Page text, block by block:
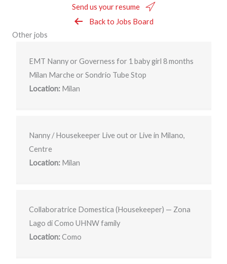
Send us your resume
Back to Jobs Board
Other jobs
EMT Nanny or Governess for 1 baby girl 8 months
Milan Marche or Sondrio Tube Stop
Location:Milan
Nanny / Housekeeper Live out or Live in Milano,
Centre
Location:Milan
Collaboratrice Domestica (Housekeeper) — Zona
Lago di Como UHNW family
Location:Como